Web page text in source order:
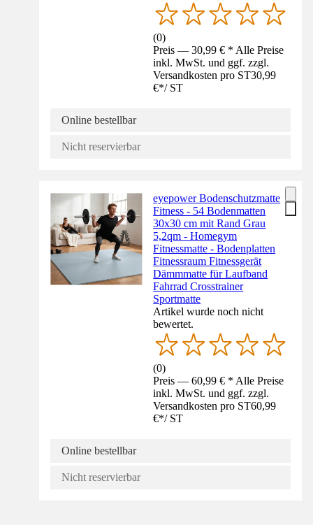
(0)
Preis — 30,99 € * Alle Preise
inkl. MwSt. und ggf. zzgl.
Versandkosten pro ST30,99
€*/ ST
Online bestellbar
Nicht reservierbar
eyepower Bodenschutzmatte
Fitness - 54 Bodenmatten
30x30 cm mit Rand Grau
5,2qm - Homegym
Fitnessmatte - Bodenplatten
Fitnessraum Fitnessgerät
Dämmmatte für Laufband
Fahrrad Crosstrainer
Sportmatte
Artikel wurde noch nicht
bewertet.
(0)
Preis — 60,99 € * Alle Preise
inkl. MwSt. und ggf. zzgl.
Versandkosten pro ST60,99
€*/ ST
Online bestellbar
Nicht reservierbar